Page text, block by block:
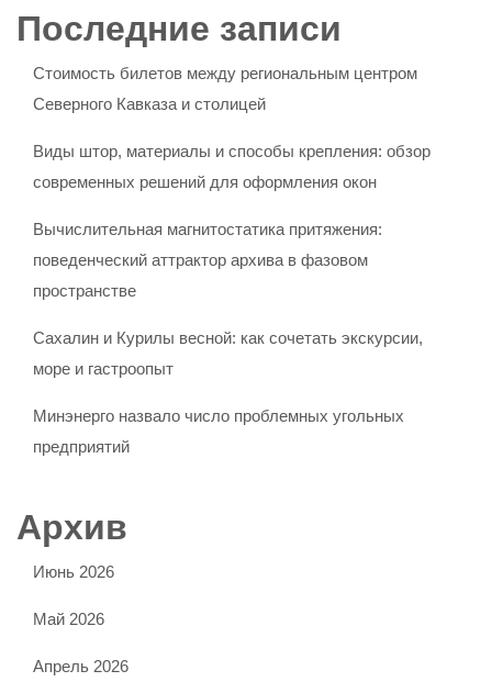
Последние записи
Стоимость билетов между региональным центром
Северного Кавказа и столицей
Виды штор, материалы и способы крепления: обзор
современных решений для оформления окон
Вычислительная магнитостатика притяжения:
поведенческий аттрактор архива в фазовом
пространстве
Сахалин и Курилы весной: как сочетать экскурсии,
море и гастроопыт
Минэнерго назвало число проблемных угольных
предприятий
Архив
Июнь 2026
Май 2026
Апрель 2026